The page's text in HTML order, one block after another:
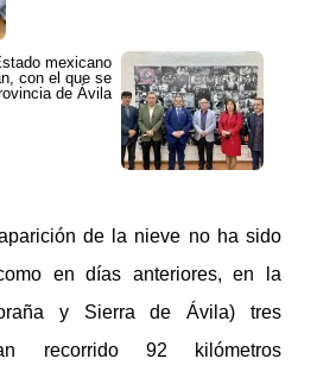
mexicano
con el que se
de Ávila
de la nieve no ha sido
en días anteriores, en la
y Sierra de Ávila) tres
recorrido 92 kilómetros